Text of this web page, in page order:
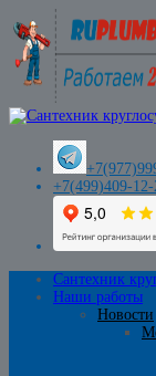
+7(499)409-12-
Сантехник
Наши работы
Новости